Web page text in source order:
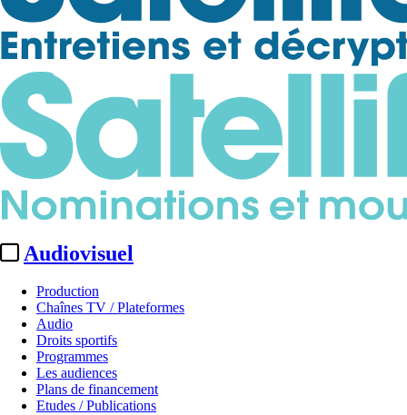
Audiovisuel
Production
Chaînes TV / Plateformes
Audio
Droits sportifs
Programmes
Les audiences
Plans de financement
Etudes / Publications